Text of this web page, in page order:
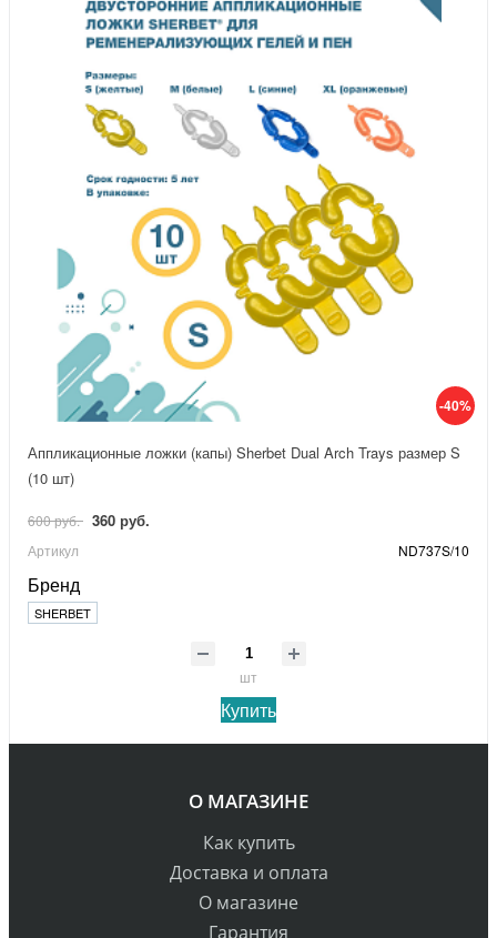
-40%
Аппликационные ложки (капы) Sherbet Dual Arch Trays размер S
(10 шт)
600 руб. 360 руб.
Артикул ND737S/10
Бренд
SHERBET
шт
Купить
О МАГАЗИНЕ
Как купить
Доставка и оплата
О магазине
Гарантия